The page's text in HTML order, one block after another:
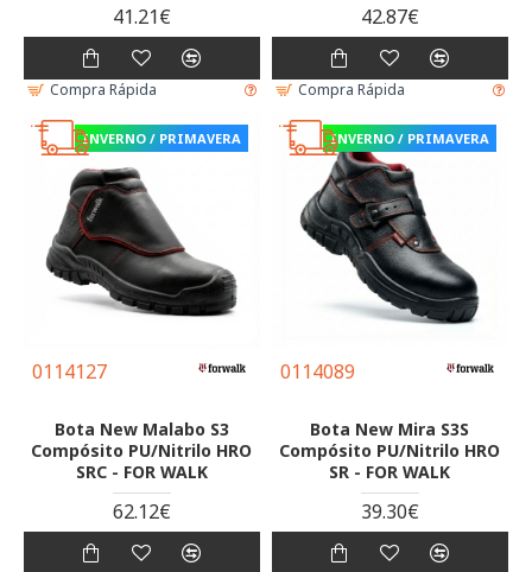
41.21€
Compra Rápida
42.87€
Compra Rápida
INVERNO / PRIMAVERA
0114127
Bota New Malabo S3
Compósito PU/Nitrilo HRO
SRC - FOR WALK
62.12€
INVERNO / PRIMAVERA
0114089
Bota New Mira S3S
Compósito PU/Nitrilo HRO
SR - FOR WALK
39.30€